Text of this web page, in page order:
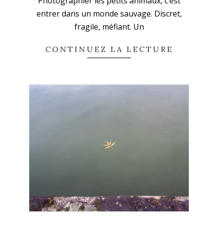
entrer dans un monde sauvage. Discret,
fragile, méfiant. Un
CONTINUEZ LA LECTURE